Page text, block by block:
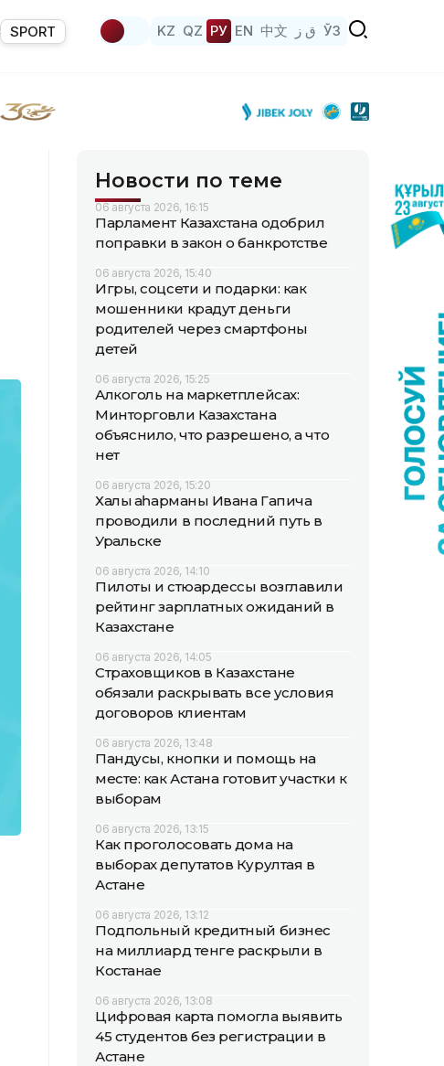
SPORT KZ QZ РУ EN 中文 ق ز ЎЗ
Новости по теме
06 августа 2026, 16:15
Парламент Казахстана одобрил
поправки в закон о банкротстве
06 августа 2026, 15:40
Игры, соцсети и подарки: как
мошенники крадут деньги
родителей через смартфоны
детей
06 августа 2026, 15:25
Алкоголь на маркетплейсах:
Минторговли Казахстана
объяснило, что разрешено, а что
нет
06 августа 2026, 15:20
Халық қаһарманы Ивана Гапича
проводили в последний путь в
Уральске
06 августа 2026, 14:10
Пилоты и стюардессы возглавили
рейтинг зарплатных ожиданий в
Казахстане
06 августа 2026, 14:05
Страховщиков в Казахстане
обязали раскрывать все условия
договоров клиентам
06 августа 2026, 13:48
Пандусы, кнопки и помощь на
месте: как Астана готовит участки к
выборам
06 августа 2026, 13:15
Как проголосовать дома на
выборах депутатов Курултая в
Астане
06 августа 2026, 13:12
Подпольный кредитный бизнес
на миллиард тенге раскрыли в
Костанае
06 августа 2026, 13:08
Цифровая карта помогла выявить
45 студентов без регистрации в
Астане